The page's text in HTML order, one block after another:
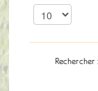
Rechercher :